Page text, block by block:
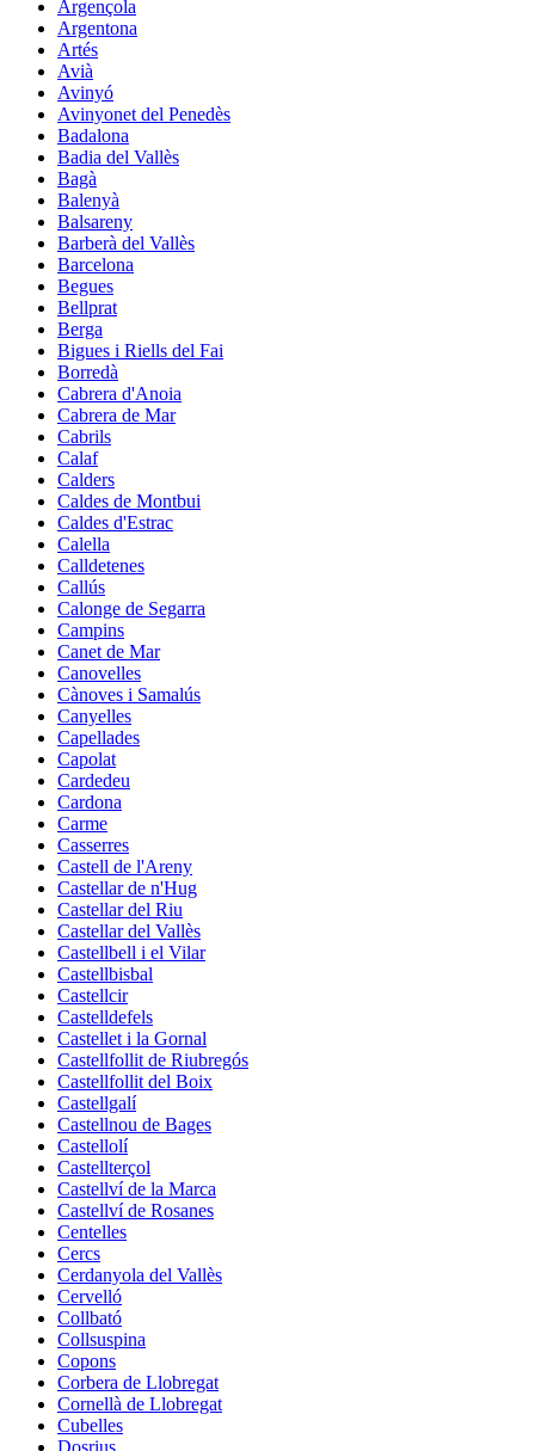
Argençola
Argentona
Artés
Avià
Avinyó
Avinyonet del Penedès
Badalona
Badia del Vallès
Bagà
Balenyà
Balsareny
Barberà del Vallès
Barcelona
Begues
Bellprat
Berga
Bigues i Riells del Fai
Borredà
Cabrera d'Anoia
Cabrera de Mar
Cabrils
Calaf
Calders
Caldes de Montbui
Caldes d'Estrac
Calella
Calldetenes
Callús
Calonge de Segarra
Campins
Canet de Mar
Canovelles
Cànoves i Samalús
Canyelles
Capellades
Capolat
Cardedeu
Cardona
Carme
Casserres
Castell de l'Areny
Castellar de n'Hug
Castellar del Riu
Castellar del Vallès
Castellbell i el Vilar
Castellbisbal
Castellcir
Castelldefels
Castellet i la Gornal
Castellfollit de Riubregós
Castellfollit del Boix
Castellgalí
Castellnou de Bages
Castellolí
Castellterçol
Castellví de la Marca
Castellví de Rosanes
Centelles
Cercs
Cerdanyola del Vallès
Cervelló
Collbató
Collsuspina
Copons
Corbera de Llobregat
Cornellà de Llobregat
Cubelles
Dosrius